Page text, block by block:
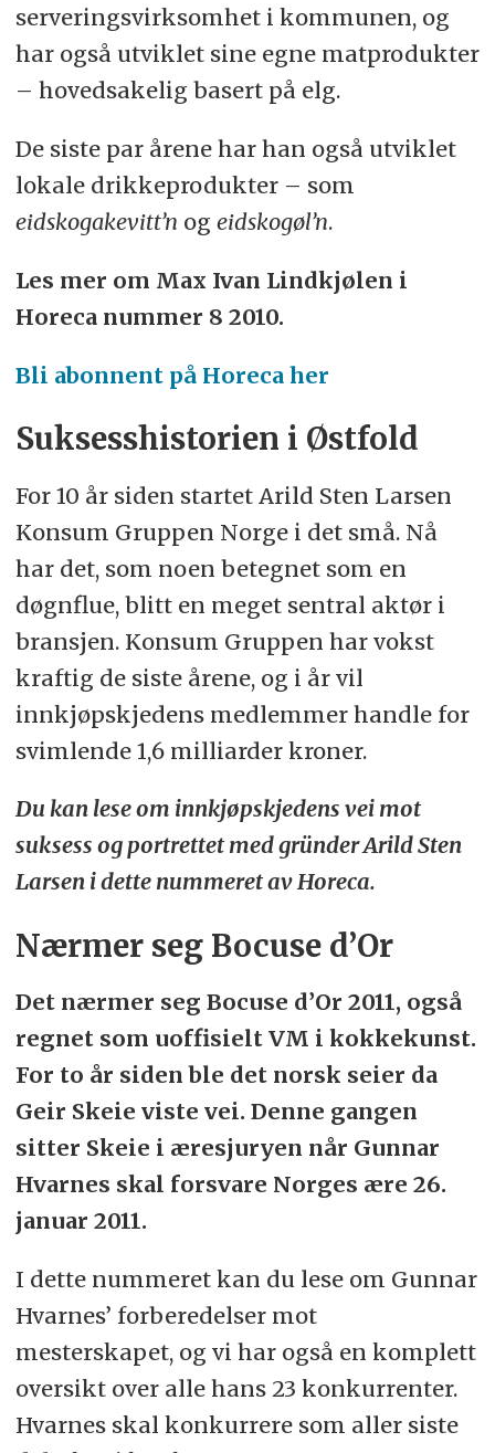
serveringsvirksomhet i kommunen, og
har også utviklet sine egne matprodukter
– hovedsakelig basert på elg.
De siste par årene har han også utviklet
lokale drikkeprodukter – som
eidskogakevitt’n og eidskogøl’n.
Les mer om Max Ivan Lindkjølen i
Horeca nummer 8 2010.
Bli abonnent på Horeca her
Suksesshistorien i Østfold
For 10 år siden startet Arild Sten Larsen
Konsum Gruppen Norge i det små. Nå
har det, som noen betegnet som en
døgnflue, blitt en meget sentral aktør i
bransjen. Konsum Gruppen har vokst
kraftig de siste årene, og i år vil
innkjøpskjedens medlemmer handle for
svimlende 1,6 milliarder kroner.
Du kan lese om innkjøpskjedens vei mot
suksess og portrettet med gründer Arild Sten
Larsen i dette nummeret av Horeca.
Nærmer seg Bocuse d’Or
Det nærmer seg Bocuse d’Or 2011, også
regnet som uoffisielt VM i kokkekunst.
For to år siden ble det norsk seier da
Geir Skeie viste vei. Denne gangen
sitter Skeie i æresjuryen når Gunnar
Hvarnes skal forsvare Norges ære 26.
januar 2011.
I dette nummeret kan du lese om Gunnar
Hvarnes’ forberedelser mot
mesterskapet, og vi har også en komplett
oversikt over alle hans 23 konkurrenter.
Hvarnes skal konkurrere som aller siste